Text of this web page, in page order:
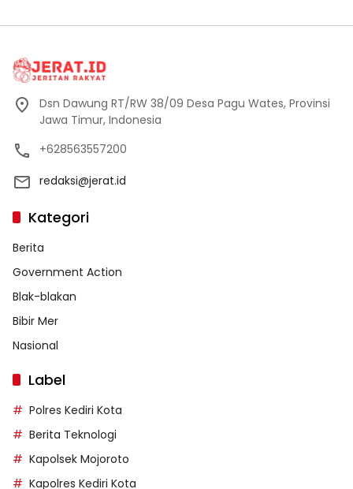
Dsn Dawung RT/RW 38/09 Desa Pagu Wates, Provinsi
Jawa Timur, Indonesia
+628563557200
redaksi@jerat.id
Kategori
Berita
Government Action
Blak-blakan
Bibir Mer
Nasional
Label
Polres Kediri Kota
Berita Teknologi
Kapolsek Mojoroto
Kapolres Kediri Kota